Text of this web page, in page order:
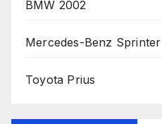
BMW 2002
Mercedes-Benz Sprinter
Toyota Prius